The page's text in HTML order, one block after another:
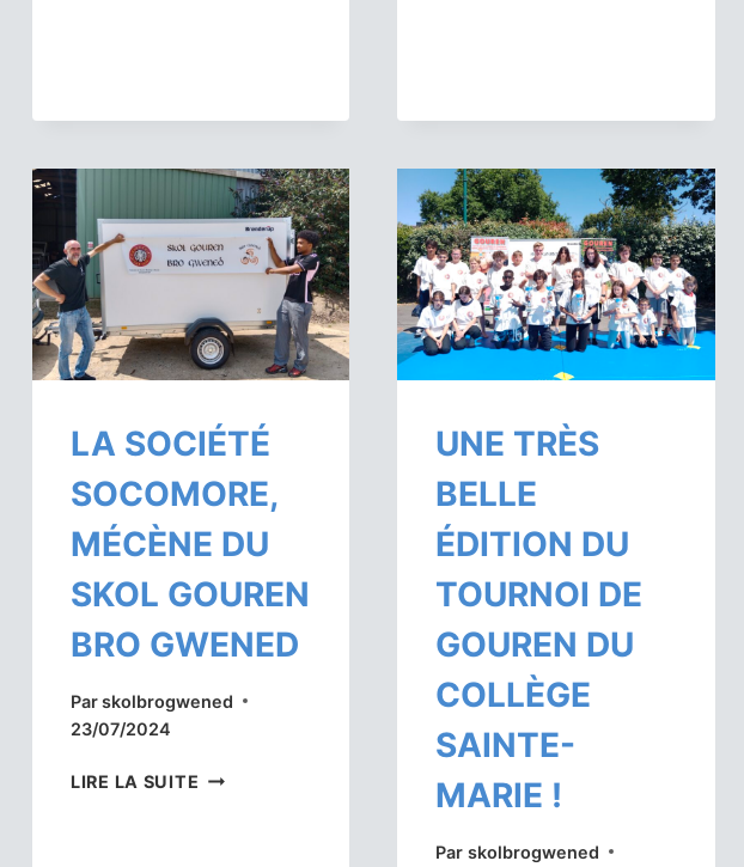
LA SOCIÉTÉ
SOCOMORE,
MÉCÈNE DU
SKOL GOUREN
BRO GWENED
Parskolbrogwened
23/07/2024
LIRE LA SUITE LA
UNE TRÈS
BELLE
ÉDITION DU
TOURNOI DE
GOUREN DU
COLLÈGE
SAINTE-
MARIE !
Par skolbrogwened